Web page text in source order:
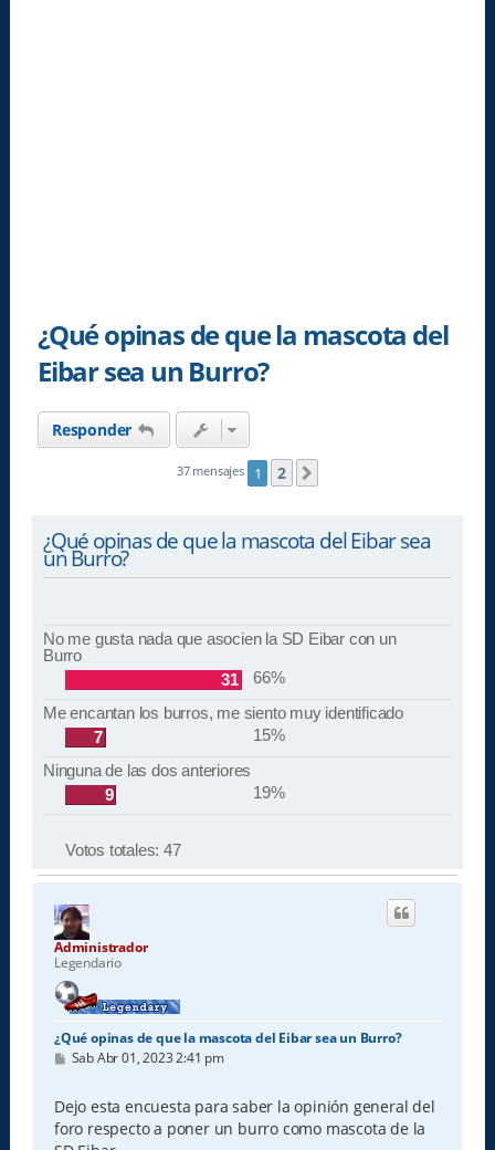
¿Qué opinas de que la mascota del
Eibar sea un Burro?
Responder
37 mensajes 1 2
¿Qué opinas de que la mascota del Eibar sea
un Burro?
No me gusta nada que asocien la SD Eibar con un
Burro
31
66%
Me encantan los burros, me siento muy identificado
7
15%
Ninguna de las dos anteriores
9
19%
Votos totales: 47
Administrador
Legendario
¿Qué opinas de que la mascota del Eibar sea un Burro?
M
s
a
j
Sab Abr 01, 2023 2:41 pm
Dejo esta encuesta para saber la opinión general del
foro respecto a poner un burro como mascota de la